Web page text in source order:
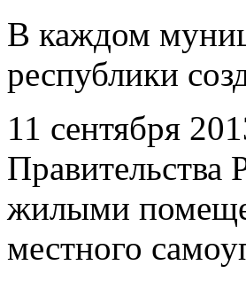
В каждом
республики
11 сентября
Правительства
жилыми
местного